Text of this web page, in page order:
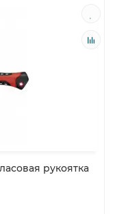
рукоятка